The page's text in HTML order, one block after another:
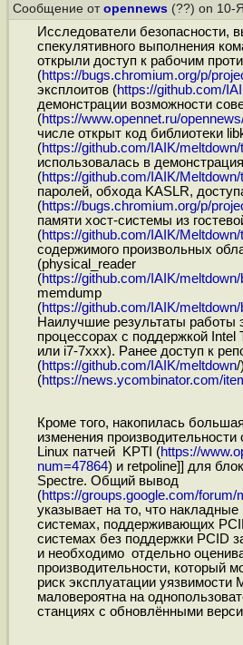
Сообщение от opennews (??) on 10-
Исследователи безопасности,
спекулятивного выполнения
открыли доступ к рабочим
(https://bugs.chromium.org/p/
эксплоитов (https://github.com/
демонстрации возможности
(https://www.opennet.ru/
числе открыт код библиотеки
(https://github.com/IAIK/
использовалась в
(https://github.com/IAIK/
паролей, обхода KASLR,
(https://bugs.chromium.org/p/
памяти хост-системы из
(https://github.com/IAIK/
содержимого произвольных
(physical_reader
(https://github.com/IAIK/
memdump
(https://github.com/IAIK/
Наилучшие результаты работы
процессорах с поддержкой
или i7-7xxx). Ранее доступ к
(https://github.com/IAIK/meltdown/
(https://news.ycombinator.com/
Кроме того, накопилась
изменения
Linux патчей KPTI (https://
num=47864) и retpoline]] для
Spectre. Общий вывод
(https://groups.google.com/
указывает на то, что
системах, поддерживающих
системах без поддержки PCID
и необходимо отдельно
производительности, который
риск эксплуатации уязвимости
маловероятна на
станциях с обновлёнными